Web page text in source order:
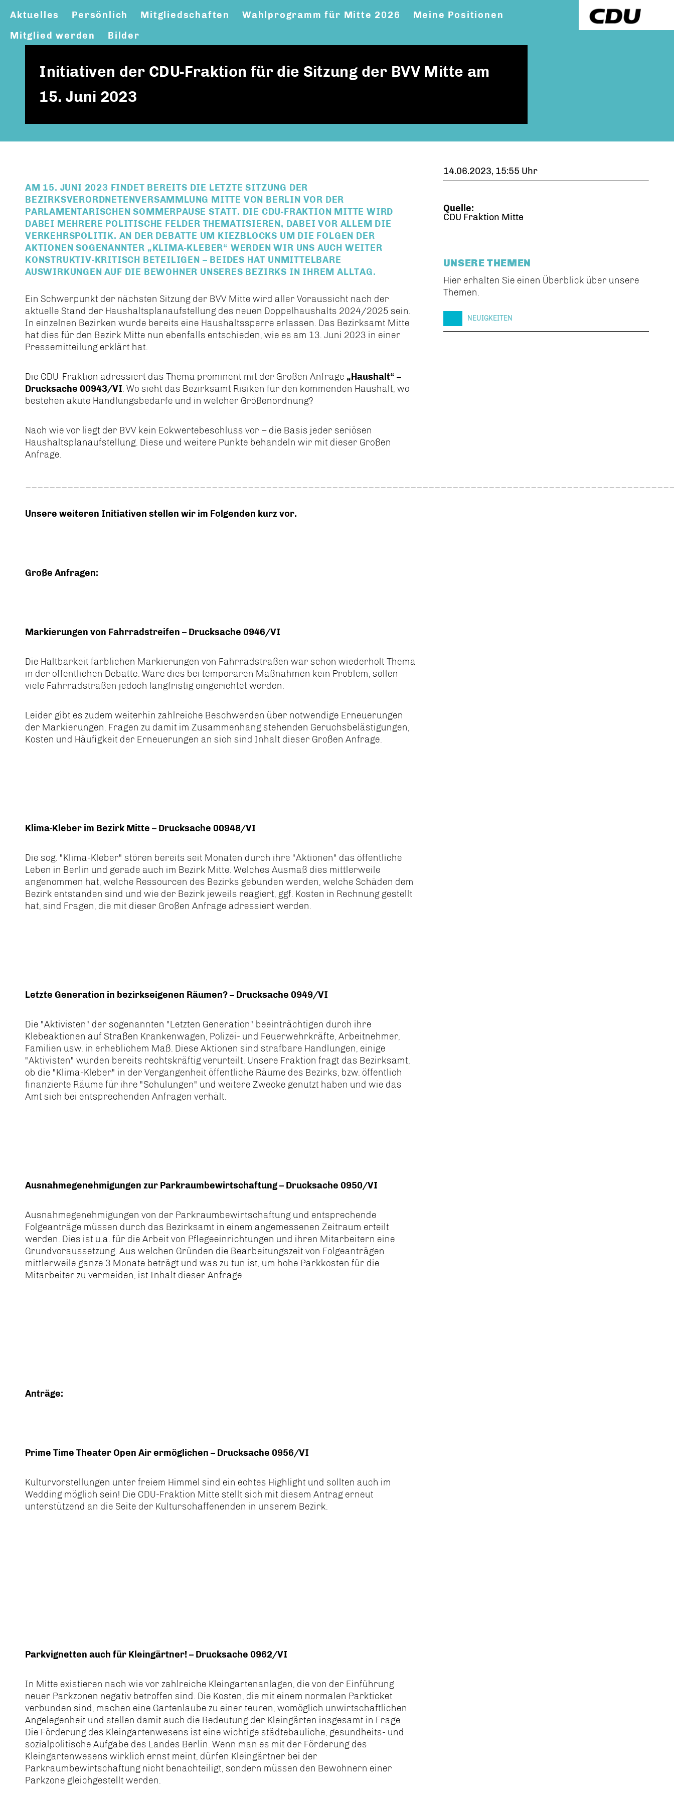
Aktuelles Persönlich Mitgliedschaften Wahlprogramm für Mitte 2026
Meine Positionen
Mitglied werden
Bilder
Initiativen der CDU-Fraktion für die Sitzung der BVV Mitte am
15. Juni 2023
AM 15. JUNI 2023 FINDET BEREITS DIE LETZTE SITZUNG DER
BEZIRKSVERORDNETENVERSAMMLUNG MITTE VON BERLIN VOR DER
PARLAMENTARISCHEN SOMMERPAUSE STATT. DIE CDU-FRAKTION MITTE WIRD
DABEI MEHRERE POLITISCHE FELDER THEMATISIEREN, DABEI VOR ALLEM DIE
VERKEHRSPOLITIK. AN DER DEBATTE UM KIEZBLOCKS UM DIE FOLGEN DER
AKTIONEN SOGENANNTER „KLIMA-KLEBER“ WERDEN WIR UNS AUCH WEITER
KONSTRUKTIV-KRITISCH BETEILIGEN – BEIDES HAT UNMITTELBARE
AUSWIRKUNGEN AUF DIE BEWOHNER UNSERES BEZIRKS IN IHREM ALLTAG.
Ein Schwerpunkt der nächsten Sitzung der BVV Mitte wird aller Voraussicht nach der
aktuelle Stand der Haushaltsplanaufstellung des neuen Doppelhaushalts 2024/2025 sein.
In einzelnen Bezirken wurde bereits eine Haushaltssperre erlassen. Das Bezirksamt Mitte
hat dies für den Bezirk Mitte nun ebenfalls entschieden, wie es am 13. Juni 2023 in einer
Pressemitteilung erklärt hat.
Die CDU-Fraktion adressiert das Thema prominent mit der Großen Anfrage Haushalt“ –
Drucksache 00943/VI. Wo sieht das Bezirksamt Risiken für den kommenden Haushalt, wo
bestehen akute Handlungsbedarfe und in welcher Größenordnung?
Nach wie vor liegt der BVV kein Eckwertebeschluss vor – die Basis jeder seriösen
Haushaltsplanaufstellung. Diese und weitere Punkte behandeln wir mit dieser Großen
Anfrage.
Unsere weiteren Initiativen stellen wir im Folgenden kurz vor.
Große Anfragen:
Markierungen von Fahrradstreifen – Drucksache 0946/VI
Die Haltbarkeit farblichen Markierungen von Fahrradstraßen war schon wiederholt Thema
in der öffentlichen Debatte. Wäre dies bei temporären Maßnahmen kein Problem, sollen
viele Fahrradstraßen jedoch langfristig eingerichtet werden.
Leider gibt es zudem weiterhin zahlreiche Beschwerden über notwendige Erneuerungen
der Markierungen. Fragen zu damit im Zusammenhang stehenden Geruchsbelästigungen,
Kosten und Häufigkeit der Erneuerungen an sich sind Inhalt dieser Großen Anfrage.
Klima-Kleber im Bezirk Mitte – Drucksache 00948/VI
Die sog. "Klima-Kleber" stören bereits seit Monaten durch ihre "Aktionen" das öffentliche
Leben in Berlin und gerade auch im Bezirk Mitte. Welches Ausmaß dies mittlerweile
angenommen hat, welche Ressourcen des Bezirks gebunden werden, welche Schäden dem
Bezirk entstanden sind und wie der Bezirk jeweils reagiert, ggf. Kosten in Rechnung gestellt
hat, sind Fragen, die mit dieser Großen Anfrage adressiert werden.
Letzte Generation in bezirkseigenen Räumen? – Drucksache 0949/VI
Die "Aktivisten" der sogenannten "Letzten Generation" beeinträchtigen durch ihre
Klebeaktionen auf Straßen Krankenwagen, Polizei- und Feuerwehrkräfte, Arbeitnehmer,
Familien usw. in erheblichem Maß. Diese Aktionen sind strafbare Handlungen, einige
"Aktivisten" wurden bereits rechtskräftig verurteilt. Unsere Fraktion fragt das Bezirksamt,
ob die "Klima-Kleber" in der Vergangenheit öffentliche Räume des Bezirks, bzw. öffentlich
finanzierte Räume für ihre "Schulungen" und weitere Zwecke genutzt haben und wie das
Amt sich bei entsprechenden Anfragen verhält.
Ausnahmegenehmigungen zur Parkraumbewirtschaftung – Drucksache 0950/VI
Ausnahmegenehmigungen von der Parkraumbewirtschaftung und entsprechende
Folgeanträge müssen durch das Bezirksamt in einem angemessenen Zeitraum erteilt
werden. Dies ist u.a. für die Arbeit von Pflegeeinrichtungen und ihren Mitarbeitern eine
Grundvoraussetzung. Aus welchen Gründen die Bearbeitungszeit von Folgeanträgen
mittlerweile ganze 3 Monate beträgt und was zu tun ist, um hohe Parkkosten für die
Mitarbeiter zu vermeiden, ist Inhalt dieser Anfrage.
Anträge:
Prime Time Theater Open Air ermöglichen – Drucksache 0956/VI
Kulturvorstellungen unter freiem Himmel sind ein echtes Highlight und sollten auch im
Wedding möglich sein! Die CDU-Fraktion Mitte stellt sich mit diesem Antrag erneut
unterstützend an die Seite der Kulturschaffenenden in unserem Bezirk.
Parkvignetten auch für Kleingärtner! – Drucksache 0962/VI
In Mitte existieren nach wie vor zahlreiche Kleingartenanlagen, die von der Einführung
neuer Parkzonen negativ betroffen sind. Die Kosten, die mit einem normalen Parkticket
verbunden sind, machen eine Gartenlaube zu einer teuren, womöglich unwirtschaftlichen
Angelegenheit und stellen damit auch die Bedeutung der Kleingärten insgesamt in Frage.
Die Förderung des Kleingartenwesens ist eine wichtige städtebauliche, gesundheits- und
sozialpolitische Aufgabe des Landes Berlin. Wenn man es mit der Förderung des
Kleingartenwesens wirklich ernst meint, dürfen Kleingärtner bei der
Parkraumbewirtschaftung nicht benachteiligt, sondern müssen den Bewohnern einer
Parkzone gleichgestellt werden.
14.06.2023, 15:55 Uhr
Quelle:
CDU Fraktion Mitte
UNSERE THEMEN
Hier erhalten Sie einen Überblick über unsere
Themen.
NEUIGKEITEN